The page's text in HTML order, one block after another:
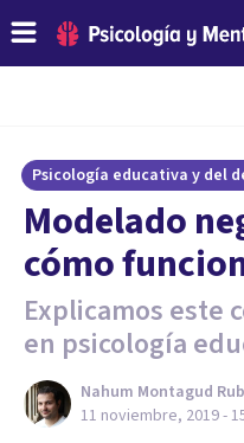
Psicología educativa y del
Modelado
cómo
Explicamos este
en psicología
Nahum Montagud
11 noviembre, 2019 -